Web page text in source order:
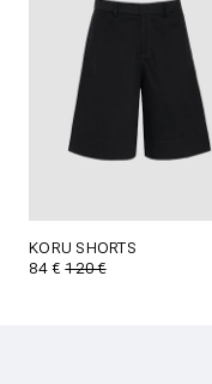
KORU SHORTS
84 €120 €